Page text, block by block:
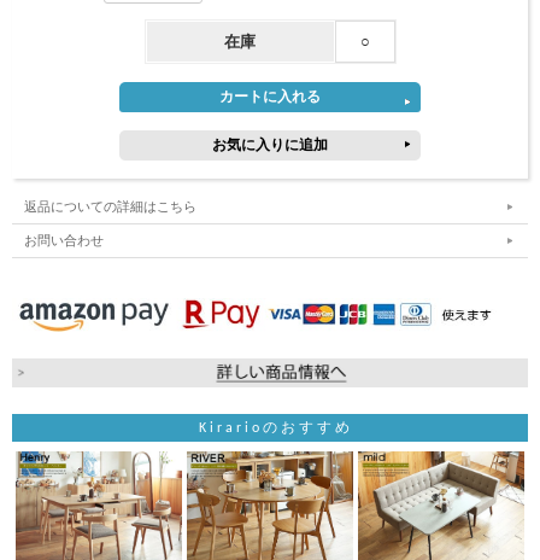
在庫 ○
返品についての詳細はこちら
お問い合わせ
Kirarioのおすすめ